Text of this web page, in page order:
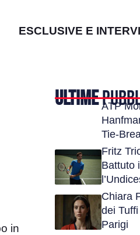
ESCLUSIVE E
in
ULTIMEATP
Tie-
Fritz
Battuto
Chiara
dei
Parigi